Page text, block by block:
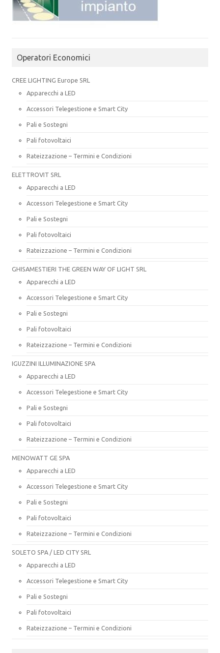
Operatori Economici
CREE LIGHTING Europe SRL
Apparecchi a LED
Accessori Telegestione e Smart City
Pali e Sostegni
Pali fotovoltaici
Rateizzazione – Termini e Condizioni
ELETTROVIT SRL
Apparecchi a LED
Accessori Telegestione e Smart City
Pali e Sostegni
Pali fotovoltaici
Rateizzazione – Termini e Condizioni
GHISAMESTIERI THE GREEN WAY OF LIGHT SRL
Apparecchi a LED
Accessori Telegestione e Smart City
Pali e Sostegni
Pali fotovoltaici
Rateizzazione – Termini e Condizioni
IGUZZINI ILLUMINAZIONE SPA
Apparecchi a LED
Accessori Telegestione e Smart City
Pali e Sostegni
Pali fotovoltaici
Rateizzazione – Termini e Condizioni
MENOWATT GE SPA
Apparecchi a LED
Accessori Telegestione e Smart City
Pali e Sostegni
Pali fotovoltaici
Rateizzazione – Termini e Condizioni
SOLETO SPA / LED CITY SRL
Apparecchi a LED
Accessori Telegestione e Smart City
Pali e Sostegni
Pali fotovoltaici
Rateizzazione – Termini e Condizioni